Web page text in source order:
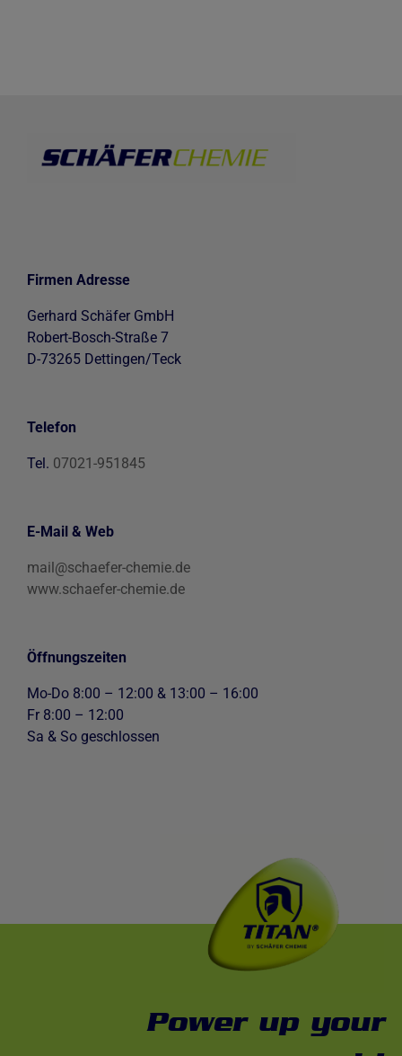
Firmen Adresse
Gerhard Schäfer GmbH
Robert-Bosch-Straße 7
D-73265 Dettingen/Teck
Telefon
Tel. 07021-951845
E-Mail & Web
mail@schaefer-chemie.de
www.schaefer-chemie.de
Öffnungszeiten
Mo-Do 8:00 – 12:00 & 13:00 – 16:00
Fr 8:00 – 12:00
Sa & So geschlossen
Power up your